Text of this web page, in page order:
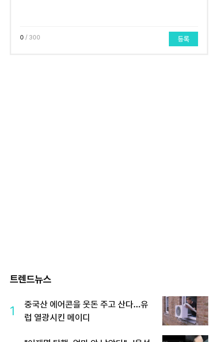
0 / 300 등록
트렌드뉴스
1
중국산 에어콘을 웃돈 주고 산다...유
럽 열광시킨 메이디